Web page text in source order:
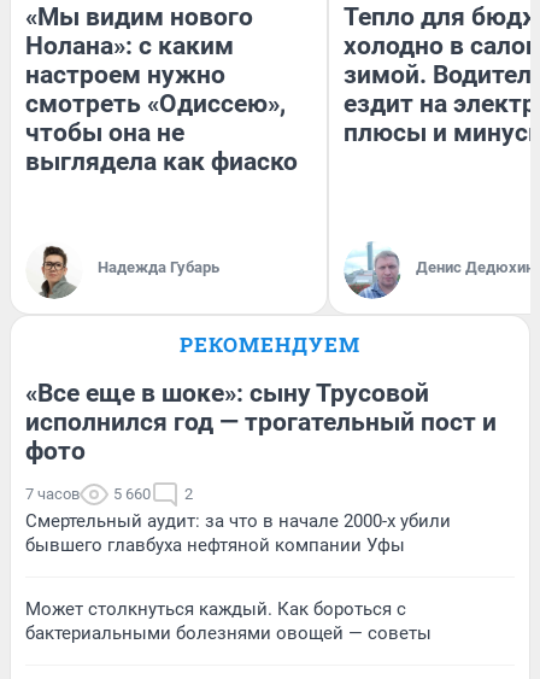
«Мы видим нового
Нолана»: с каким
настроем нужно
смотреть «Одиссею»,
чтобы она не
выглядела как фиаско
Надежда Губарь
Тепло для
холодно в
зимой.
ездит на
плюсы и
Денис Дедюхин
РЕКОМЕНДУЕМ
«Все еще в шоке»: сыну Трусовой
исполнился год — трогательный пост и
фото
7 часов 5 660 2
Смертельный аудит: за что в начале 2000-х убили
бывшего главбуха нефтяной компании Уфы
Может столкнуться каждый. Как бороться с
бактериальными болезнями овощей — советы